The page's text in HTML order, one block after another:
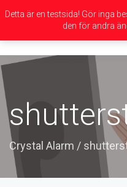
navigation
Crystal Alarm /
Detta är en testsida! Gör inga
den för andra